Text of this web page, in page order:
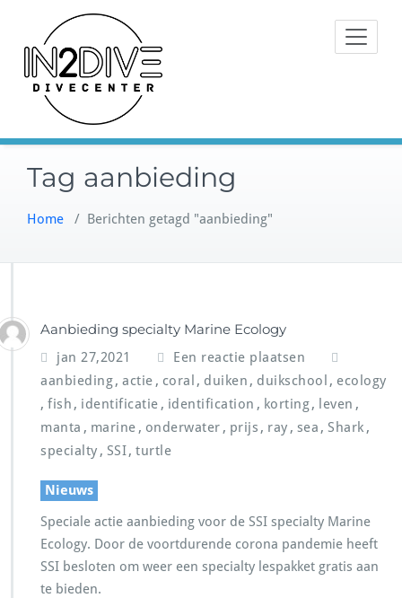
inhoud
Instructeurs met passie voor
Tag aanbieding
Home / Berichten getagd "aanbieding"
Aanbieding specialty Marine Ecology
jan 27,2021
Een reactie plaatsen
aanbieding, actie , coral , duiken , duikschool , ecology
, fish , identificatie , identification , korting, leven ,
manta , marine , onderwater , prijs , ray , sea , Shark ,
specialty , SSI, turtle
Nieuws
Speciale actie aanbieding voor de SSI specialty Marine
Ecology. Door de voortdurende corona pandemie heeft
SSI besloten om weer een specialty lespakket gratis aan
te bieden.